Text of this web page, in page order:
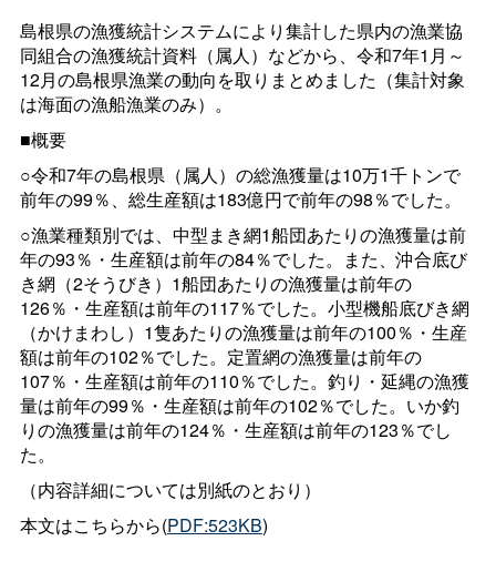
島根県の漁獲統計システムにより集計した県内の漁業協
同組合の漁獲統計資料（属人）などから、令和7年1月～
12月の島根県漁業の動向を取りまとめました（集計対象
は海面の漁船漁業のみ）。
■概要
○令和7年の島根県（属人）の総漁獲量は10万1千トンで
前年の99％、総生産額は183億円で前年の98％でした。
○漁業種類別では、中型まき網1船団あたりの漁獲量は前
年の93％・生産額は前年の84％でした。また、沖合底び
き網（2そうびき）1船団あたりの漁獲量は前年の
126％・生産額は前年の117％でした。小型機船底びき網
（かけまわし）1隻あたりの漁獲量は前年の100％・生産
額は前年の102％でした。定置網の漁獲量は前年の
107％・生産額は前年の110％でした。釣り・延縄の漁獲
量は前年の99％・生産額は前年の102％でした。いか釣
りの漁獲量は前年の124％・生産額は前年の123％でし
た。
（内容詳細については別紙のとおり）
本文はこちらから(PDF:523KB)